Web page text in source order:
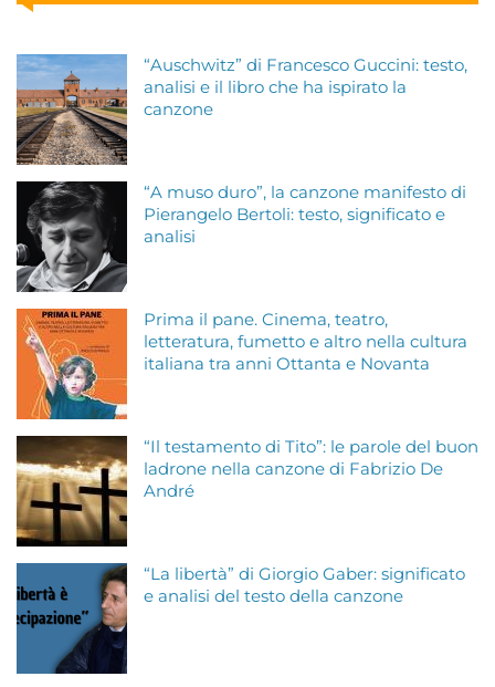
“Auschwitz” di Francesco Guccini: testo,
analisi e il libro che ha ispirato la
canzone
“A muso duro”, la canzone manifesto di
Pierangelo Bertoli: testo, significato e
analisi
Prima il pane. Cinema, teatro,
letteratura, fumetto e altro nella cultura
italiana tra anni Ottanta e Novanta
“Il testamento di Tito”: le parole del buon
ladrone nella canzone di Fabrizio De
André
“La libertà” di Giorgio Gaber: significato
e analisi del testo della canzone